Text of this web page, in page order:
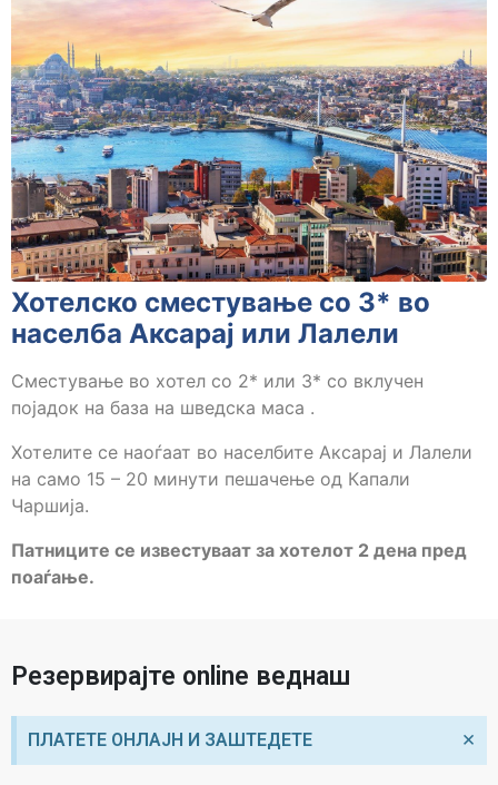
Хотелско сместување со 3* во
населба Аксарај или Лалели
Сместување во хотел со 2* или 3* со вклучен
појадок на база на шведска маса .
Хотелите се наоѓаат во населбите Аксарај и Лалели
на само 15 – 20 минути пешачење од Капали
Чаршија.
Патниците се известуваат за хотелот 2 дена пред
поаѓање.
Резервирајте online веднаш
ПЛАТЕТЕ ОНЛАЈН И ЗАШТЕДЕТЕ ×